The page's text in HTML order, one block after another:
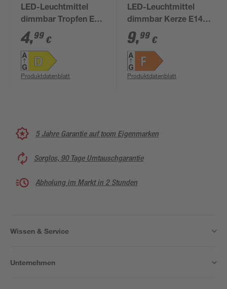
LED-Leuchtmittel
dimmbar Tropfen E14
5,9 W 806 lm
warmweiß
4,99 €
Produktdatenblatt
LED-Leuchtmittel
dimmbar Kerze E14 5
W 470 lm warmweiß
9,99 €
Produktdatenblatt
5 Jahre Garantie auf toom Eigenmarken
Sorglos, 90 Tage Umtauschgarantie
Abholung im Markt in 2 Stunden
Wissen & Service
Unternehmen